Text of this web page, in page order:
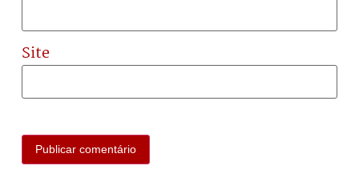
Site